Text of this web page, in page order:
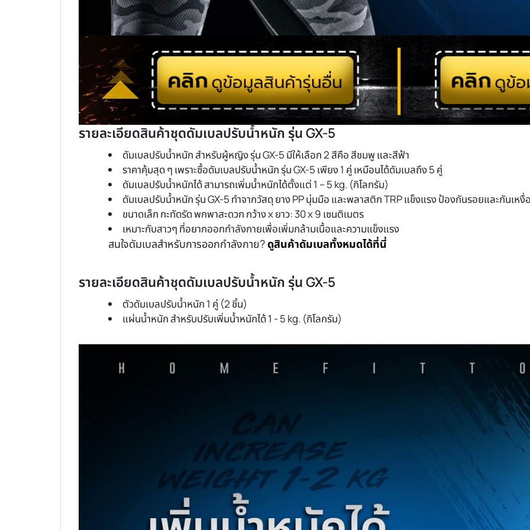
รายละเอียดสินค้าชุดดัมเบลปรับน้ำหนัก รุ่น GX-5
ดัมเบลปรับน้ำหนัก สำหรับผู้หญิง รุ่น GX-5 มีให้เลือก 2 สีคือ สีชมพู และสีฟ้า
ราคาคุ้มสุด ๆ เพราะซื้อดัมเบลปรับน้ำหนัก รุ่น GX-5 เพียง 1 คู่ เหมือนได้ดัมเบลถึง 5 คู่
ดัมเบลปรับน้ำหนักได้ สามารถเพิ่มน้ำหนักได้ตั้งแต่ 1 – 5 kg. (กิโลกรัม)
ดัมเบลปรับน้ำหนัก รุ่น GX-5 ทำจากวัสดุ ยาง PP นุ่มมือ และพลาสติก TRP แข็งแรง ป้องกันรอยและกันเหงื่
ขนาดเล็ก กะทัดรัด พกพาสะดวก กว้าง x ยาว: 30 x 9 เซนติเมตร
เหมาะกับสาวๆ ที่อยากออกกำลังกายเพื่อเพิ่มกล้ามเนื้อและความแข็งแรง
สนใจดัมเบลสำหรับการออกกำลังกาย?ดูสินค้าดัมเบลทั้งหมดได้ที่นี่
รายละเอียดสินค้าชุดดัมเบลปรับน้ำหนัก รุ่น GX-5
ตัวดัมเบลปรับน้ำหนัก 1 คู่ (2 ชิ้น)
แผ่นน้ำหนัก สำหรับปรับเพิ่มน้ำหนักได้ 1 - 5 kg. (กิโลกรัม)